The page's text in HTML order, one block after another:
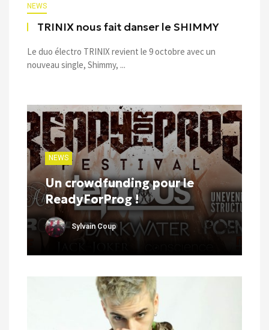
NEWS
TRINIX nous fait danser le SHIMMY
Le duo électro TRINIX revient le 9 octobre avec un
nouveau single, Shimmy, ...
NEWS
Un crowdfunding pour le
ReadyForProg !
Sylvain Coup